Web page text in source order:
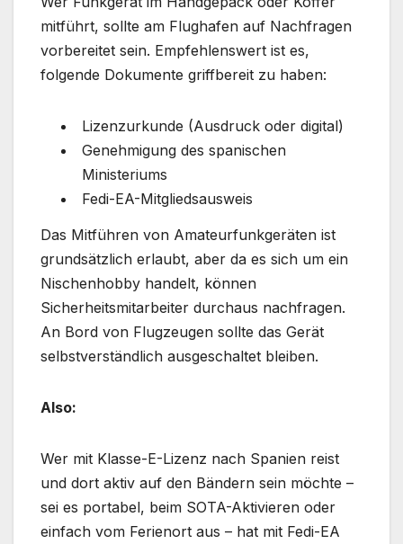
mitführt, sollte am Flughafen auf Nachfragen
vorbereitet sein. Empfehlenswert ist es,
folgende Dokumente griffbereit zu haben:
Lizenzurkunde (Ausdruck oder digital)
Genehmigung des spanischen
Ministeriums
Fedi-EA-Mitgliedsausweis
Das Mitführen von Amateurfunkgeräten ist
grundsätzlich erlaubt, aber da es sich um ein
Nischenhobby handelt, können
Sicherheitsmitarbeiter durchaus nachfragen.
An Bord von Flugzeugen sollte das Gerät
selbstverständlich ausgeschaltet bleiben.
Also:
Wer mit Klasse-E-Lizenz nach Spanien reist
und dort aktiv auf den Bändern sein möchte –
sei es portabel, beim SOTA-Aktivieren oder
einfach vom Ferienort aus – hat mit Fedi-EA